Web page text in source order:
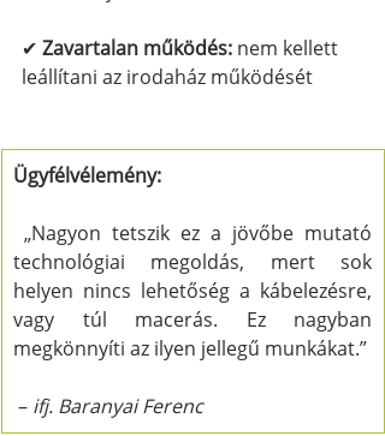
✔ Zavartalan működés: nem kellett
leállítani az irodaház működését
Ügyfélvélemény:
technológiai megoldás, mert sok
helyen nincs lehetőség a kábelezésre,
vagy túl macerás. Ez nagyban
megkönnyíti az ilyen jellegű munkákat.”
– ifj. Baranyai Ferenc